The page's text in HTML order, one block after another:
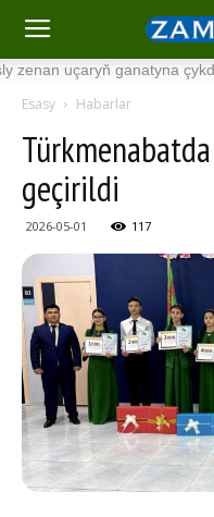
uçaryň ganatyna çykdy ·
Esasy Habarlar
geçirildi
2026-05-01 117